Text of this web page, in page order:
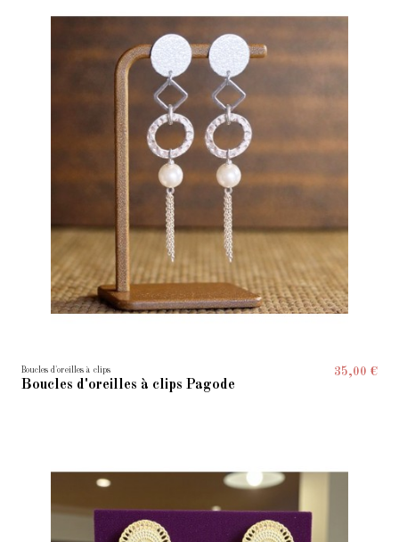
Boucles d'oreilles à clips
Boucles d'oreilles à clips Pagode
35,00 €